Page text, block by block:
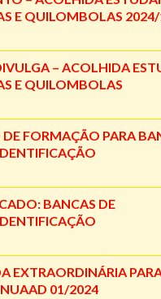
E QUILOMBOLAS 2024/
– ACOLHIDA
E QUILOMBOLAS
DE FORMAÇÃO PARA
BANCAS DE
EXTRAORDINÁRIA
01/2024